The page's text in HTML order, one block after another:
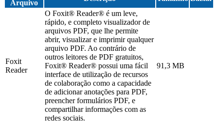
Arquivo
Foxit
Reader
O Foxit® Reader® é um leve,
rápido, e completo visualizador de
arquivos PDF, que lhe permite
abrir, visualizar e imprimir qualquer
arquivo PDF. Ao contrário de
outros leitores de PDF gratuitos,
Foxit® Reader® possui uma fácil
interface de utilização de recursos
de colaboração como a capacidade
de adicionar anotações para PDF,
preencher formulários PDF, e
compartilhar informações com as
redes sociais.
91,3 MB